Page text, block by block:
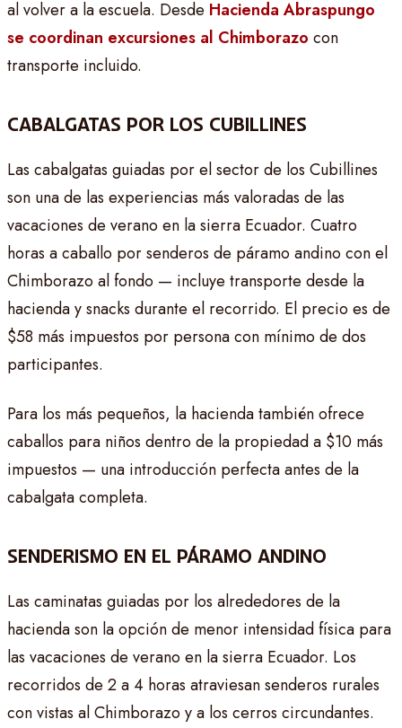
al volver a la escuela. Desde Hacienda Abraspungo
se coordinan excursiones al Chimborazo con
transporte incluido.
CABALGATAS POR LOS CUBILLINES
Las cabalgatas guiadas por el sector de los Cubillines
son una de las experiencias más valoradas de las
vacaciones de verano en la sierra Ecuador. Cuatro
horas a caballo por senderos de páramo andino con el
Chimborazo al fondo — incluye transporte desde la
hacienda y snacks durante el recorrido. El precio es de
$58 más impuestos por persona con mínimo de dos
participantes.
Para los más pequeños, la hacienda también ofrece
caballos para niños dentro de la propiedad a $10 más
impuestos — una introducción perfecta antes de la
cabalgata completa.
SENDERISMO EN EL PÁRAMO ANDINO
Las caminatas guiadas por los alrededores de la
hacienda son la opción de menor intensidad física para
las vacaciones de verano en la sierra Ecuador. Los
recorridos de 2 a 4 horas atraviesan senderos rurales
con vistas al Chimborazo y a los cerros circundantes.